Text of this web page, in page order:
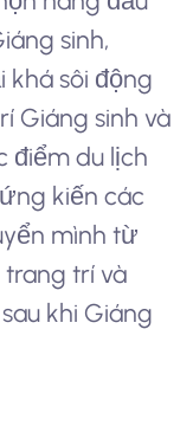
sinh,
khá sôi động
Giáng sinh và
điểm du lịch
kiến các
mình từ
trang trí và
khi Giáng